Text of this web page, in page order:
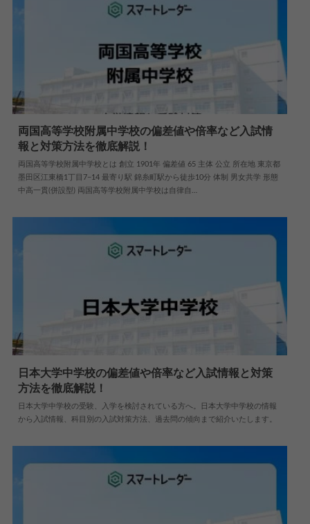
両国高等学校附属中学校の偏差値や倍率など入試情
報と対策方法を徹底解説！
両国高等学校附属中学校とは 創立 1901年 偏差値 65 主体 公立 所在地 東京都
墨田区江東橋1丁目7−14 最寄り駅 錦糸町駅から徒歩10分 体制 男女共学 形態
中高一貫(併設型) 両国高等学校附属中学校は自律自…
日本大学中学校の偏差値や倍率など入試情報と対策
方法を徹底解説！
日本大学中学校の受験、入学を検討されている方へ。日本大学中学校の情報
から入試情報、科目別の入試対策方法、過去問の傾向まで紹介いたします。